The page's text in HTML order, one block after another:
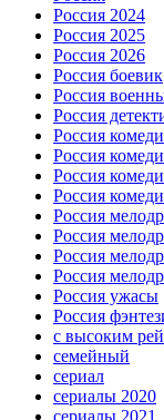
Россия 2024
Россия 2025
Россия 2026
Россия боевик
Россия
Россия
Россия
Россия
Россия
Россия
Россия
Россия
Россия
Россия
Россия ужасы
Россия
с высоким
семейный
сериал
сериалы 2020